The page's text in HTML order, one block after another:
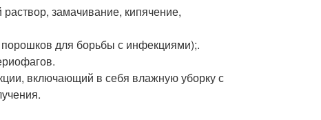
замачивание, кипячение,
для борьбы с инфекциями);.
включающий в себя влажную уборку с